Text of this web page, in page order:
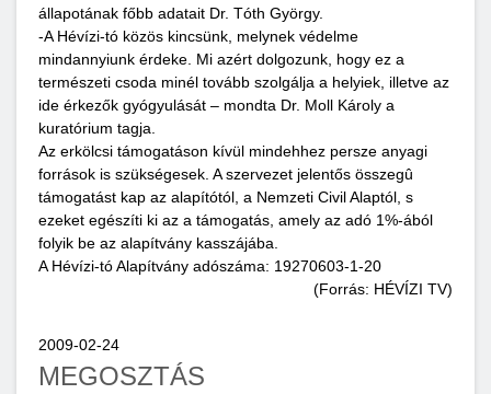
állapotának főbb adatait Dr. Tóth György.
-A Hévízi-tó közös kincsünk, melynek védelme
mindannyiunk érdeke. Mi azért dolgozunk, hogy ez a
természeti csoda minél tovább szolgálja a helyiek, illetve az
ide érkezők gyógyulását – mondta Dr. Moll Károly a
kuratórium tagja.
Az erkölcsi támogatáson kívül mindehhez persze anyagi
források is szükségesek. A szervezet jelentős összegû
támogatást kap az alapítótól, a Nemzeti Civil Alaptól, s
ezeket egészíti ki az a támogatás, amely az adó 1%-ából
folyik be az alapítvány kasszájába.
A Hévízi-tó Alapítvány adószáma: 19270603-1-20
(Forrás: HÉVÍZI TV)
2009-02-24
MEGOSZTÁS